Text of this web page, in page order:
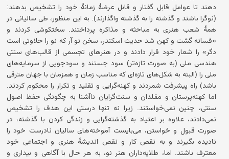
دهند تا عوامل قابل گفتار و قابل عرضهٔ زمانهٔ خود را تشخیص بدهند:
(نوگرا باشند و گذشته را به گذشته واگذارند). به این منظور، طی سالیانی در
همهٔ شعب هنری به مباحثه و مذاکره پرداختند. سختکوشی کردند و
«فسانه گشت و کهن شد حدیث اسکندر، سخن نو آر که نو را حلاوتی است
دگر» را شعار خود قرار دادند و در هنرهای تجسمی از قالب‌های سنتی
هندسی ملی (به صورت تازه‌تر) سود جستند و سودجویی از سرمایه‌های
ملی را (البته به شکل‌های تازه‌ای که مناسب زمان و همزمان با جهان مترقی
باشد) راه پیشرفت شمردند و کهنه‌گرایی و تقلید و تکرار را محکوم کردند.
اما کهنه‌پرستان و مقلدان و سنت‌گرایان نا‌آشنا به چگونگی حفظ اصول
سنتی، چنین نمی‌خواستند. زیرا نه تنها درستی این هدف را تشخیص
نمی‌دادند، علاوه بر اعتیاد به گذشته‌گرایی و زندگی کردن با گذشته، در
صورت قبول و خواستن، می‌بایست آموخته‌های سالیان نادرست خود را
نادیده بگیرند و به نقص کار و نقص اندیشهٔ هنری و اجتماعی خود
معترف باشند. اما، طلایه‌داران هنر نو، به هر حال با آگاهی و بیداری و